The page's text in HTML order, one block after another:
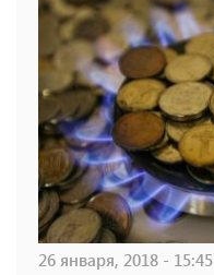
26 января, 2018 - 15:45